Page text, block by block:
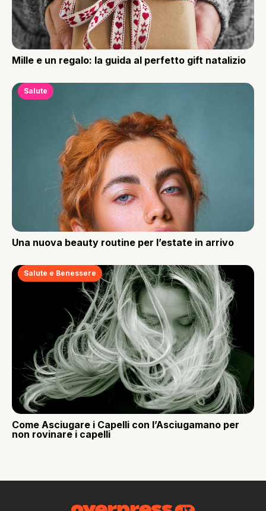
Mille e un regalo: la guida al perfetto gift natalizio
Salute
Una nuova beauty routine per l’estate in arrivo
Salute e Benessere
Come Asciugare i Capelli con l’Asciugamano per
non rovinare i capelli